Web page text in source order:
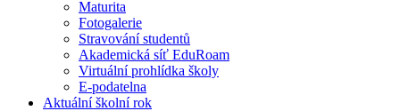
Maturita
Fotogalerie
Stravování studentů
Akademická síť EduRoam
Virtuální prohlídka školy
E-podatelna
Aktuální školní rok